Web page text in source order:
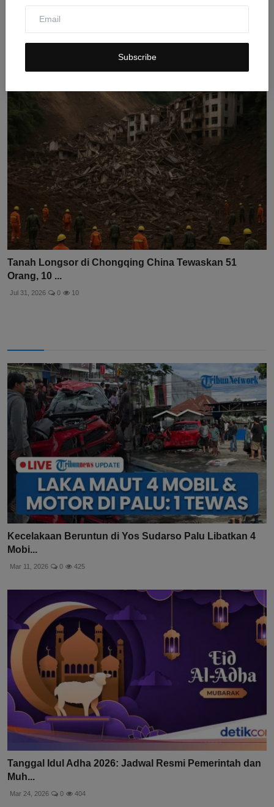
Subscribe
Longsor Salju di Broad Peak: Sepuluh Pendaki Hilang
Tanah Longsor di Chongqing China Tewaskan 51
Orang, 10 ...
Jul 31, 2026 0 10
Kecelakaan Beruntun di Yos Sudarso Palu Libatkan 4
Mobi...
Mar 11, 2026 0 425
Tanggal Idul Adha 2026: Jadwal Resmi Pemerintah dan
Muh...
Mar 24, 2026 0 404